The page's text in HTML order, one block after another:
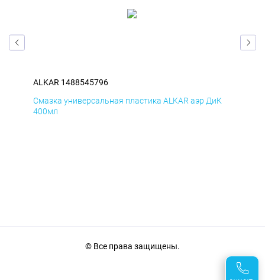
ALKAR 1488545796
Смазка универсальная пластика ALKAR аэр ДиК
400мл
© Все права защищены.